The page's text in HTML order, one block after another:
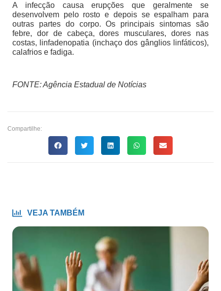
A infecção causa erupções que geralmente se
desenvolvem pelo rosto e depois se espalham para
outras partes do corpo. Os principais sintomas são
febre, dor de cabeça, dores musculares, dores nas
costas, linfadenopatia (inchaço dos gânglios linfáticos),
calafrios e fadiga.
FONTE: Agência Estadual de Notícias
Compartilhe:
VEJA TAMBÉM